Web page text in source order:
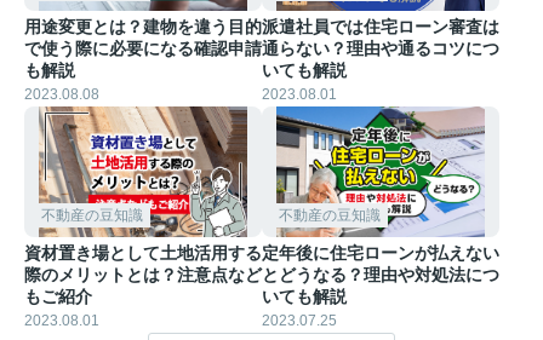
用途変更とは？建物を違う目的
で使う際に必要になる確認申請
も解説
2023.08.08
派遣社員では住宅ローン審査は
通らない？理由や通るコツにつ
いても解説
2023.08.01
不動産の豆知識
資材置き場として土地活用する
際のメリットとは？注意点など
もご紹介
2023.08.01
不動産の豆知識
定年後に住宅ローンが払えない
とどうなる？理由や対処法につ
いても解説
2023.07.25